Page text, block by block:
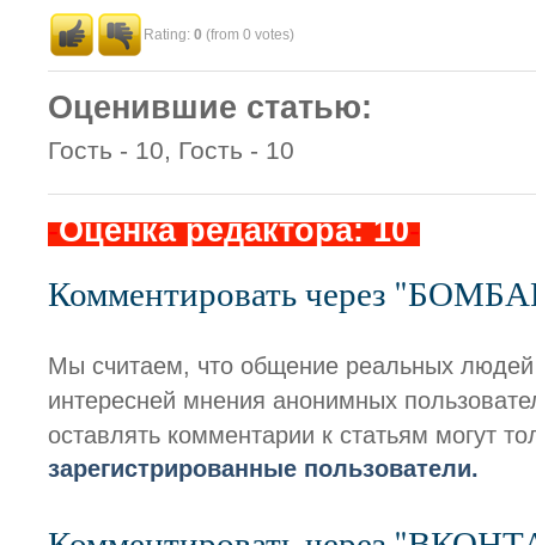
Rating: 0 (from 0 votes)
Оценившие статью:
Гость - 10, Гость - 10
-Оценка редактора: 10-
Комментировать через
Мы считаем, что общение реальных
интересней мнения анонимных
оставлять комментарии к статьям могут
зарегистрированные пользователи.